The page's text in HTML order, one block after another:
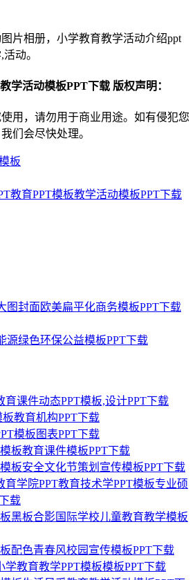
片相册，小学教育教学活动介绍ppt
动。
学活动模板PPT下载 版权声明：
用，请勿用于商业用途。如有侵犯您
们会尽快处理。
板
教育PPT模板教学活动模板PPT下载
图封面欧美扁平化商务模板PPT下载
源绿色环保公益模板PPT下载
育课件动态PPT模板,设计PPT下载
教育机构PPT下载
模板图表PPT下载
板教育课件模板PPT下载
板安全文化节策划宣传模板PPT下载
育学院PPT教育技术学PPT模板专业硕
载
黑板合影国际学校儿童教育教学模板
配色青春风校园宣传模板PPT下载
学教育教学PPT模板模板PPT下载